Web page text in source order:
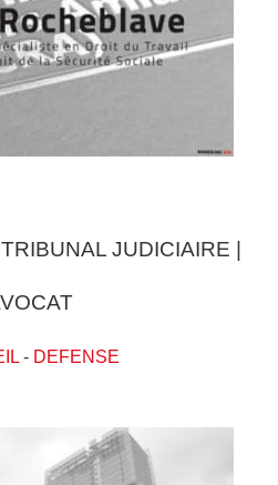
JUDICIAIRE |
- DEFENSE